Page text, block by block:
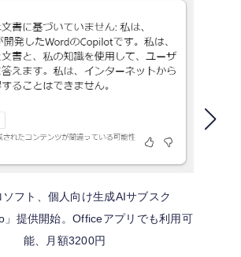
公式ストア
FOLLOW US
ソフト、個人向け生成AIサブスク
」提供開始。Officeアプリでも利用可
能、月額3200円